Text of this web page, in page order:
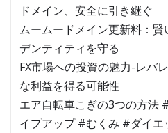
ドメイン、安全に引き継ぐ
ムームードメイン更新料：
デンティティを守る
FX市場への投資の魅力-レバ
な利益を得る可能性
エア自転車こぎの3つの方法
イプアップ #むくみ #ダイエ